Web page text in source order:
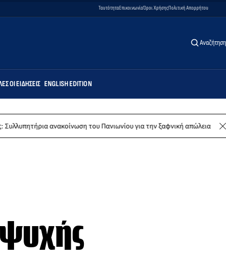
ΤαυτότηταΕπικοινωνίαΌροι ΧρήσηςΠολιτική Απορρήτου
Αναζήτηση
ΟΙ ΕΙΔΉΣΕΙΣ ENGLISH EDITION
ανακοίνωση του Πανιωνίου για την ξαφνική απώλεια του Δημήτρη